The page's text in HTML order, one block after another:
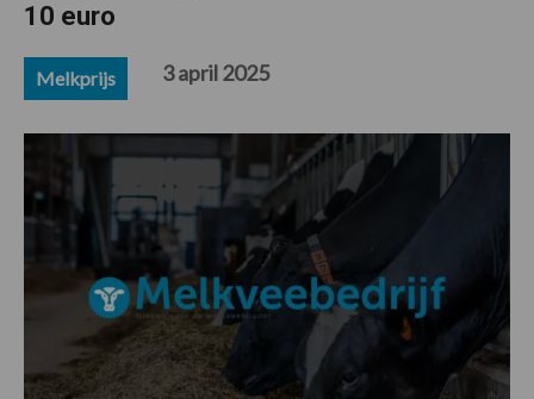
10 euro
Melkprijs 3 april 2025